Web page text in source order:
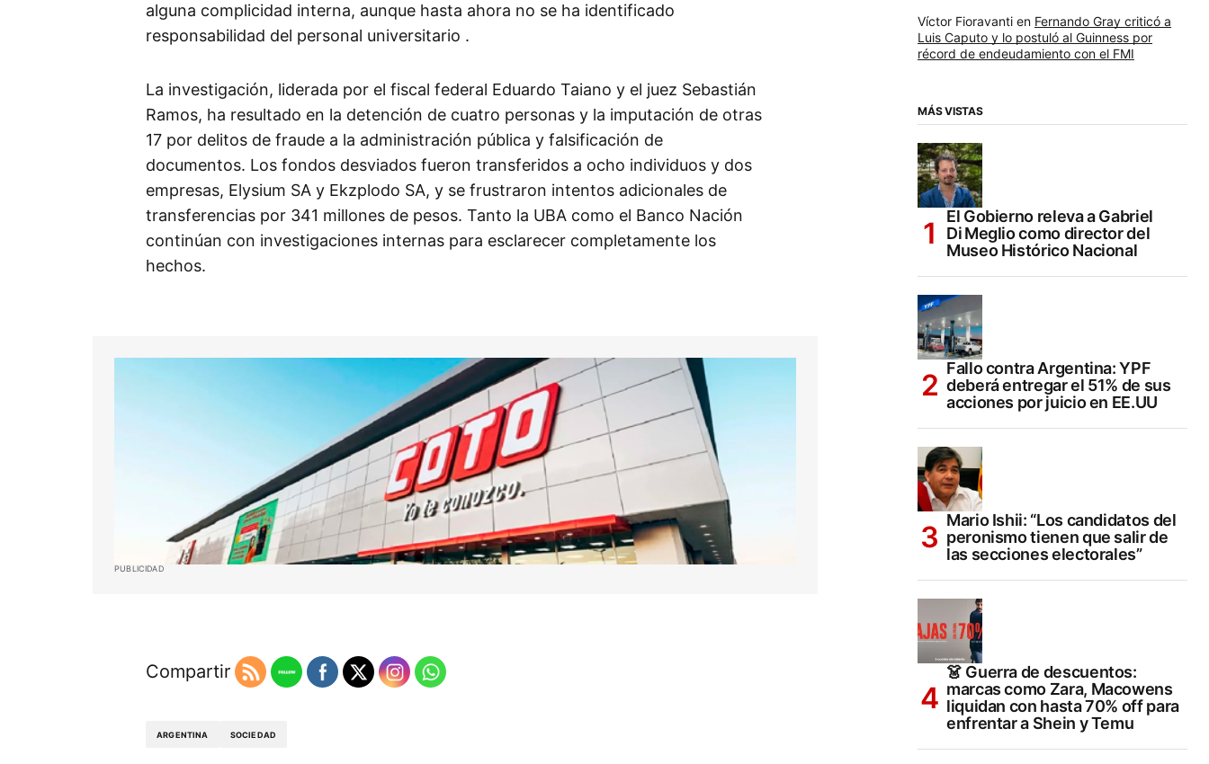
alguna complicidad interna, aunque hasta ahora no se ha identificado
responsabilidad del personal universitario .​
La investigación, liderada por el fiscal federal Eduardo Taiano y el juez Sebastián
Ramos, ha resultado en la detención de cuatro personas y la imputación de otras
17 por delitos de fraude a la administración pública y falsificación de
documentos. Los fondos desviados fueron transferidos a ocho individuos y dos
empresas, Elysium SA y Ekzplodo SA, y se frustraron intentos adicionales de
transferencias por 341 millones de pesos. Tanto la UBA como el Banco Nación
continúan con investigaciones internas para esclarecer completamente los
hechos.​
PUBLICIDAD
Compartir
ARGENTINA SOCIEDAD
Víctor Fioravanti en Fernando Gray criticó a
Luis Caputo y lo postuló al Guinness por
récord de endeudamiento con el FMI
MÁS VISTAS
El Gobierno releva a Gabriel
Di Meglio como director del
Museo Histórico Nacional
Fallo contra Argentina: YPF
deberá entregar el 51% de sus
acciones por juicio en EE.UU
Mario Ishii: “Los candidatos del
peronismo tienen que salir de
las secciones electorales”
👗 Guerra de descuentos:
marcas como Zara, Macowens
liquidan con hasta 70% off para
enfrentar a Shein y Temu